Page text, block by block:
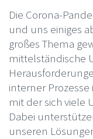
Die Corona-
und uns einiges
großes Thema
mittelständische
interner
mit der sich viele
Dabei
unseren